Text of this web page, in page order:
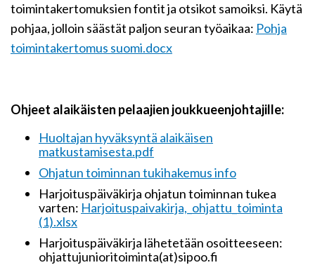
toimintakertomuksien fontit ja otsikot samoiksi. Käytä
pohjaa, jolloin säästät paljon seuran työaikaa: Pohja
toimintakertomus suomi.docx
Ohjeet alaikäisten pelaajien joukkueenjohtajille:
Huoltajan hyväksyntä alaikäisen
matkustamisesta.pdf
Ohjatun toiminnan tukihakemus info
Harjoituspäiväkirja ohjatun toiminnan tukea
varten: Harjoituspaivakirja,_ohjattu_toiminta
(1).xlsx
Harjoituspäiväkirja lähetetään osoitteeseen:
ohjattujunioritoiminta(at)sipoo.fi